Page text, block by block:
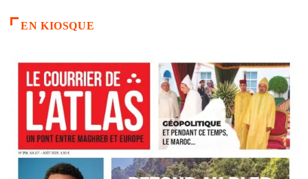
EN KIOSQUE